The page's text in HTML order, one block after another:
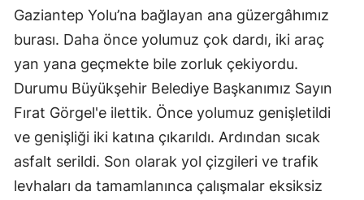
Gaziantep Yolu’na bağlayan ana güzergâhımız
burası. Daha önce yolumuz çok dardı, iki araç
yan yana geçmekte bile zorluk çekiyordu.
Durumu Büyükşehir Belediye Başkanımız Sayın
Fırat Görgel'e ilettik. Önce yolumuz genişletildi
ve genişliği iki katına çıkarıldı. Ardından sıcak
asfalt serildi. Son olarak yol çizgileri ve trafik
levhaları da tamamlanınca çalışmalar eksiksiz